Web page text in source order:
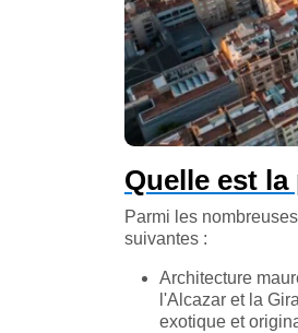
Quelle est
Parmi les
suivantes :
Architecture
l'Alcazar et la
exotique et